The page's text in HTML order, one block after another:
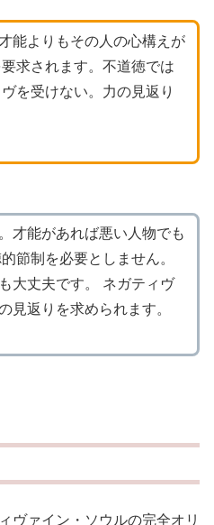
能よりもその人の心構えが
求されます。不道徳では
を受けない。力の見返り
才能があれば悪い人物でも
節制を必要としません。
大丈夫です。 ネガティヴ
見返りを求められます。
ヴァイン・ソウルの完全オリ